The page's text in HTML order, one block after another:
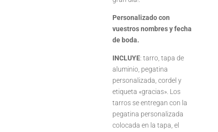
Personalizado con
vuestros nombres y fecha
de boda.
INCLUYE: tarro, tapa de
aluminio, pegatina
personalizada, cordel y
etiqueta «gracias». Los
tarros se entregan con la
pegatina personalizada
colocada en la tapa, el